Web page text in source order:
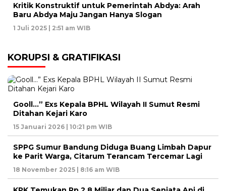
Kritik Konstruktif untuk Pemerintah Abdya: Arah
Baru Abdya Maju Jangan Hanya Slogan
1 Juli 2025 | 2:51 am WIB
KORUPSI & GRATIFIKASI
Gooll…” Exs Kepala BPHL Wilayah II Sumut Resmi
Ditahan Kejari Karo
15 Januari 2026 | 10:21 pm WIB
SPPG Sumur Bandung Diduga Buang Limbah Dapur
ke Parit Warga, Citarum Terancam Tercemar Lagi
18 November 2025 | 8:16 am WIB